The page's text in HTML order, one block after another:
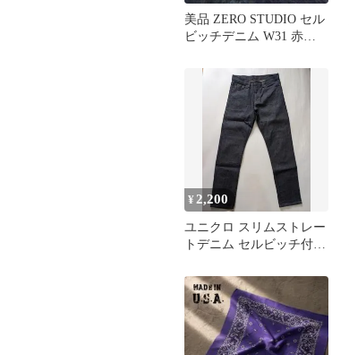
美品 ZERO STUDIO セル
ビッチデニム W31 赤耳
¥2,200
ユニクロ スリムストレー
トデニム セルビッチ付き